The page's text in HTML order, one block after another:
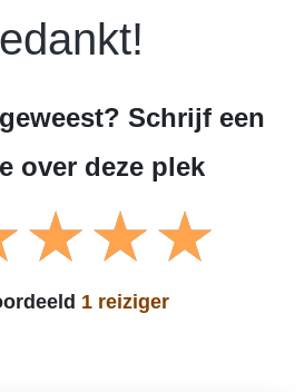
Schrijf een
over deze plek
1 reiziger